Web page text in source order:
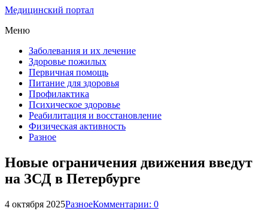
Медицинский портал
Меню
Заболевания и их лечение
Здоровье пожилых
Первичная помощь
Питание для здоровья
Профилактика
Психическое здоровье
Реабилитация и восстановление
Физическая активность
Разное
Новые ограничения движения введут
на ЗСД в Петербурге
4 октября 2025РазноеКомментарии: 0